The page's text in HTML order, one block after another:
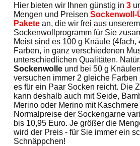
Hier bieten wir Ihnen günstig in 3
Mengen und Preisen Sockenwoll-
Pakete an, die wir frei aus
Sockenwollprogramm für Sie
Meist sind es 100 g Knäule (4fach,
Farben, in ganz verschiedenen
unterschiedlichen Qualitäten.
Sockenwolle und bei 50 g
versuchen immer 2 gleiche
es für ein Paar Socken reicht. Die
kann deshalb auch mit Seide,
Merino oder Merino mit
Normalpreise der Sockengarne
bis 10,95 Euro. Je größer die
wird der Preis - für Sie immer ein
Schnäppchen!